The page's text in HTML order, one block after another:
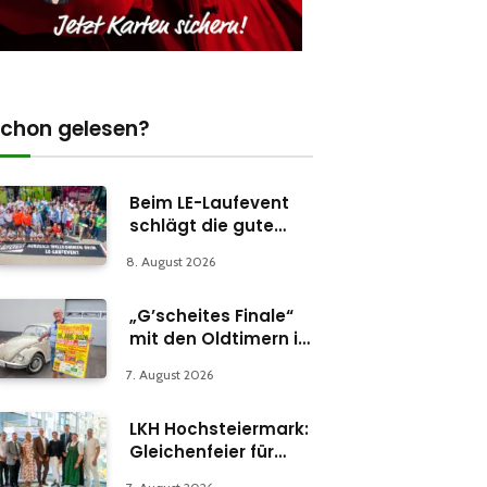
gelesen?
Beim LE-Laufevent
schlägt die gute
8. August 2026
„G’scheites Finale“
mit den Oldtimern in
7. August 2026
LKH Hochsteiermark:
Gleichenfeier für